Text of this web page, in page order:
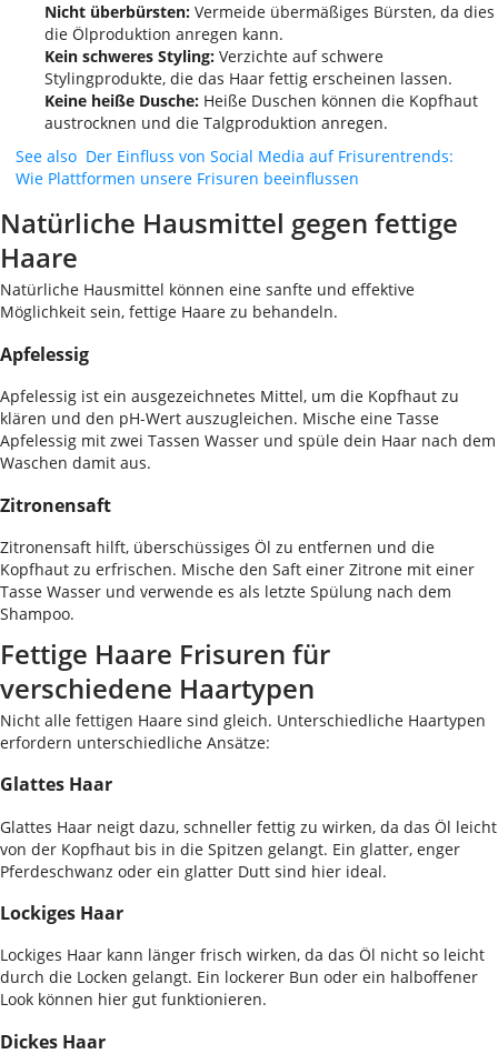
Nicht überbürsten: Vermeide übermäßiges Bürsten, da dies
die Ölproduktion anregen kann.
Kein schweres Styling: Verzichte auf schwere
Stylingprodukte, die das Haar fettig erscheinen lassen.
Keine heiße Dusche: Heiße Duschen können die Kopfhaut
austrocknen und die Talgproduktion anregen.
See also Der Einfluss von Social Media auf Frisurentrends:
Wie Plattformen unsere Frisuren beeinflussen
Natürliche Hausmittel gegen fettige
Haare
Natürliche Hausmittel können eine sanfte und effektive
Möglichkeit sein, fettige Haare zu behandeln.
Apfelessig
Apfelessig ist ein ausgezeichnetes Mittel, um die Kopfhaut zu
klären und den pH-Wert auszugleichen. Mische eine Tasse
Apfelessig mit zwei Tassen Wasser und spüle dein Haar nach dem
Waschen damit aus.
Zitronensaft
Zitronensaft hilft, überschüssiges Öl zu entfernen und die
Kopfhaut zu erfrischen. Mische den Saft einer Zitrone mit einer
Tasse Wasser und verwende es als letzte Spülung nach dem
Shampoo.
Fettige Haare Frisuren für
verschiedene Haartypen
Nicht alle fettigen Haare sind gleich. Unterschiedliche Haartypen
erfordern unterschiedliche Ansätze:
Glattes Haar
Glattes Haar neigt dazu, schneller fettig zu wirken, da das Öl leicht
von der Kopfhaut bis in die Spitzen gelangt. Ein glatter, enger
Pferdeschwanz oder ein glatter Dutt sind hier ideal.
Lockiges Haar
Lockiges Haar kann länger frisch wirken, da das Öl nicht so leicht
durch die Locken gelangt. Ein lockerer Bun oder ein halboffener
Look können hier gut funktionieren.
Dickes Haar